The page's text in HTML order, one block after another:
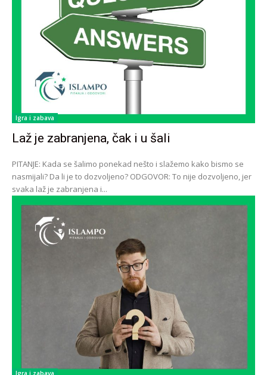
Igra i zabava
Laž je zabranjena, čak i u šali
PITANJE: Kada se šalimo ponekad nešto i slažemo kako bismo se
nasmijali? Da li je to dozvoljeno? ODGOVOR: To nije dozvoljeno, jer
svaka laž je zabranjena i...
Igra i zabava